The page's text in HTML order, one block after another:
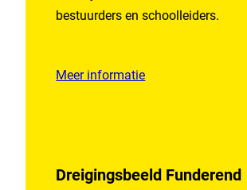
bestuurders en schoolleiders.
Meer informatie
Dreigingsbeeld Funderend